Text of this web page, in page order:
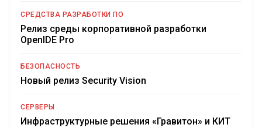
СРЕДСТВА РАЗРАБОТКИ ПО
Релиз среды корпоративной разработки
OpenIDE Pro
БЕЗОПАСНОСТЬ
Новый релиз Security Vision
СЕРВЕРЫ
Инфраструктурные решения «Гравитон» и КИТ